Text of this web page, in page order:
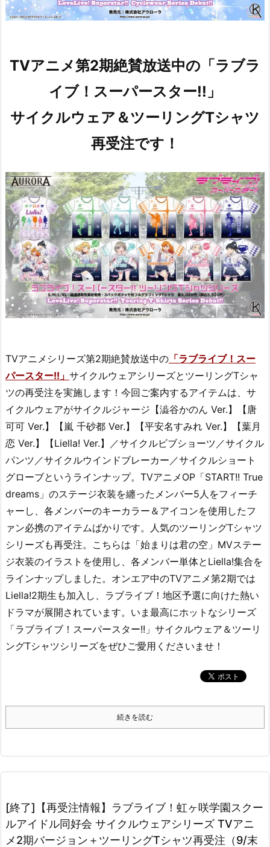
TVアニメ第2期絶賛放送中の「ラブラ
イブ！スーパースター!!」
サイクルウェア＆ツーリングTシャツ
再受注です！
TVアニメシリーズ第2期絶賛放送中の 「ラブライブ！スー
パースター!!」 サイクルウェアシリーズとツーリングTシャ
ツの再受注を実施します！今回ご案内するアイテムは、サ
イクルウェアがサイクルジャージ【澁谷かのん Ver.】【唐
可可 Ver.】【嵐 千砂都 Ver.】【平安名すみれ Ver.】【葉月
恋 Ver.】【Liella! Ver.】／サイクルビブショーツ／サイクル
パンツ／サイクルウインドブレーカー／サイクルショート
グローブというラインナップ。TVアニメOP「START!! True
dreams」のステージ衣装を纏ったメンバー5人をフィーチ
ャーし、各メンバーのキーカラー＆アイコンを使用したフ
ァン必携のアイテムばかりです。人気のツーリングTシャツ
シリーズも再受注。こちらは「始まりは君の空」MVステー
ジ衣装のイラストを使用し、各メンバー単体とLiella!集合を
ラインナップしました。オンエア中のTVアニメ第2期では
Liella!2期生も加入し、ラブライブ！地区予選に向けた熱い
ドラマが展開されています。いま最高にホットなシリーズ
「ラブライブ！スーパースター!!」サイクルウェア＆ツーリ
ングTシャツシリーズをぜひご愛用くださいませ！
続きを読む
[終了]【再受注情報】ラブライブ！虹ヶ咲学園スクー
ルアイドル同好会 サイクルウェアシリーズ TVアニ
メ2期バージョン＋ツーリングTシャツ再受注（9/末